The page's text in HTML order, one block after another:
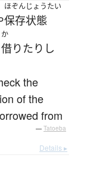
ほぞん
保存
じょうたい
状態
か
借りたり し
the
of the
from
— Tatoeba
Details ▸